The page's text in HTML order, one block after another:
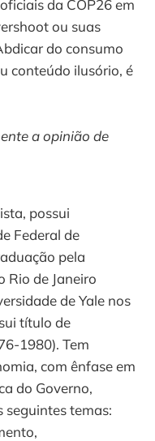
da COP26 em
ou suas
do consumo
conteúdo ilusório, é
a opinião de
possui
Federal de
pela
Rio de Janeiro
de Yale nos
título de
1980). Tem
com ênfase em
do Governo,
temas: